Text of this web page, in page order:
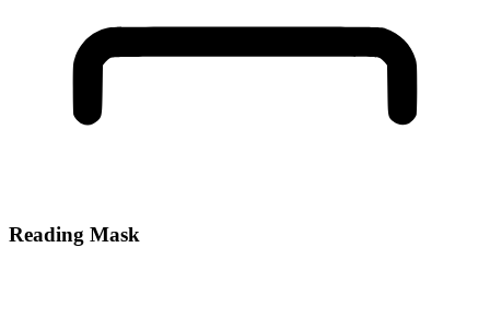
Reading Mask